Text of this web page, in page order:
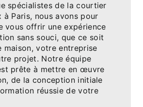
spécialistes de la courtier
à Paris, nous avons pour
vous offrir une expérience
sans souci, que ce soit
maison, votre entreprise
projet. Notre équipe
prête à mettre en œuvre
de la conception initiale
réussie de votre